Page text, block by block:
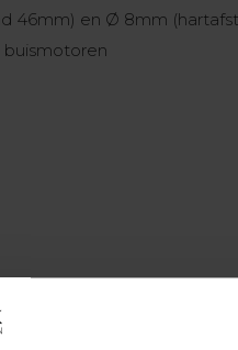
46mm) en Ø 8mm